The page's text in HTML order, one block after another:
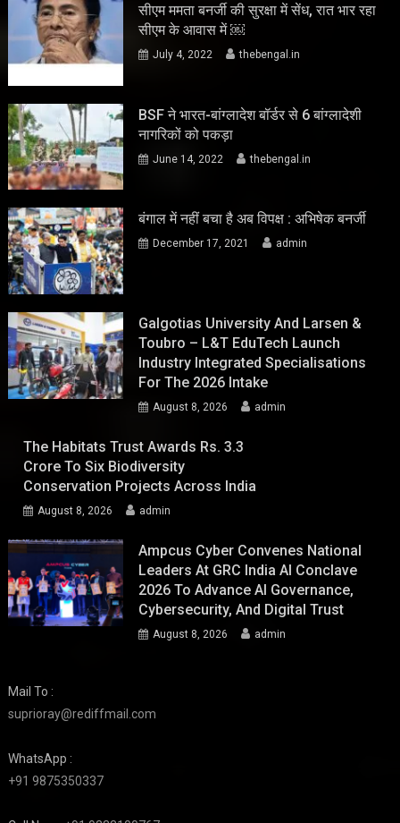
सीएम ममता बनर्जी की सुरक्षा में सेंध, रात भार रहा
सीएम के आवास में ￼
July 4, 2022 thebengal.in
BSF ने भारत-बांग्लादेश बॉर्डर से 6 बांग्लादेशी
नागरिकों को पकड़ा
June 14, 2022 thebengal.in
बंगाल में नहीं बचा है अब विपक्ष : अभिषेक बनर्जी
December 17, 2021 admin
Galgotias University And Larsen &
Toubro – L&T EduTech Launch
Industry Integrated Specialisations
For The 2026 Intake
August 8, 2026 admin
The Habitats Trust Awards Rs. 3.3
Crore To Six Biodiversity
Conservation Projects Across India
August 8, 2026 admin
Ampcus Cyber Convenes National
Leaders At GRC India AI Conclave
2026 To Advance AI Governance,
Cybersecurity, And Digital Trust
August 8, 2026 admin
Mail To :
suprioray@rediffmail.com
WhatsApp :
+91 9875350337